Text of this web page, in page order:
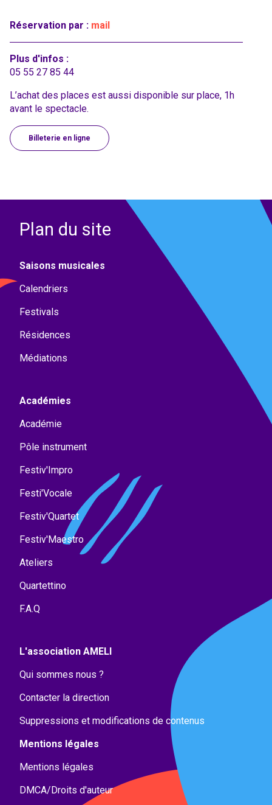
Réservation par : mail
Plus d'infos :
05 55 27 85 44
L’achat des places est aussi disponible sur place, 1h
avant le spectacle.
Billeterie en ligne
Plan du site
Saisons musicales
Calendriers
Festivals
Résidences
Médiations
Académies
Académie
Pôle instrument
Festiv'Impro
Festi'Vocale
Festiv'Quartet
Festiv'Maestro
Ateliers
Quartettino
F.A.Q
L'association AMELI
Qui sommes nous ?
Contacter la direction
Suppressions et modifications de contenus
Mentions légales
Mentions légales
DMCA/Droits d'auteur